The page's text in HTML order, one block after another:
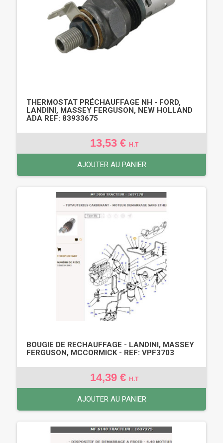
THERMOSTAT PRÉCHAUFFAGE NH - FORD,
LANDINI, MASSEY FERGUSON, NEW HOLLAND
ADA REF: 83933675
13,53 € H.T
AJOUTER AU PANIER
BOUGIE DE RECHAUFFAGE - LANDINI, MASSEY
FERGUSON, MCCORMICK - REF: VPF3703
14,39 € H.T
AJOUTER AU PANIER